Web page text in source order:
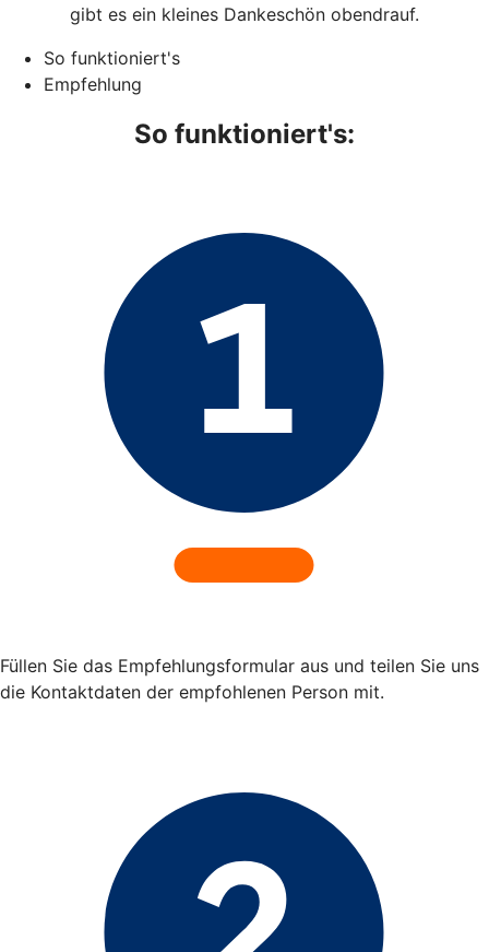
gibt es ein kleines Dankeschön obendrauf.
So funktioniert's
Empfehlung
So funktioniert's:
Füllen Sie das Empfehlungsformular aus und teilen Sie uns
die Kontaktdaten der empfohlenen Person mit.